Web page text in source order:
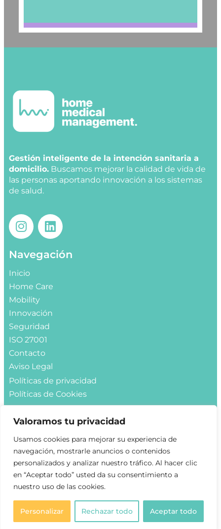
Valoramos tu privacidad
Usamos cookies para mejorar su experiencia de
navegación, mostrarle anuncios o contenidos
personalizados y analizar nuestro tráfico. Al hacer clic
en “Aceptar todo” usted da su consentimiento a
nuestro uso de las cookies.
Personalizar Rechazar todo Aceptar todo
Gestión inteligente de la intención sanitaria a
domicilio. Buscamos mejorar la calidad de vida de
las personas aportando innovación a los sistemas
de salud.
Navegación
Inicio
Home Care
Mobility
Innovación
Seguridad
ISO 27001
Contacto
Aviso Legal
Políticas de privacidad
Políticas de Cookies
Contacto
Info@hmmglobal.com
Solicitar demo
Copyright 2022 HMM GLOBAL All Rights Reserved